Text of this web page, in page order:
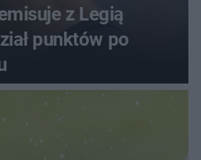
z Legią
punktów po